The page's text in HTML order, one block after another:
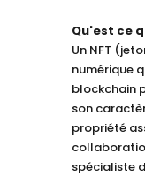
Qu'est ce
Un NFT
numérique
blockchain
son
propriété
spécialiste